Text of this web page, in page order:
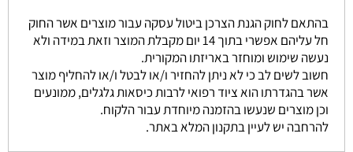
בהתאם לחוק הגנת הצרכן ביטול עסקה עבור מוצרים אשר החוק
חל עליהם אפשרי בתוך 14 יום מקבלת המוצר וזאת במידה ולא
נעשה שימוש ומוחזר באריזתו המקורית.
חשוב לשים לב כי לא ניתן להחזיר ו/או לבטל ו/או להחליף מוצר
אשר בהגדרתו הוא ציוד רפואי לרבות כיסאות גלגלים, ממונעים
וכן מוצרים שנעשו בהזמנה מיוחדת עבור הלקוח.
להרחבה יש לעיין בתקנון המלא באתר.